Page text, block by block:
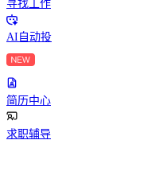
寻找工作
AI自动投
简历中心
求职辅导